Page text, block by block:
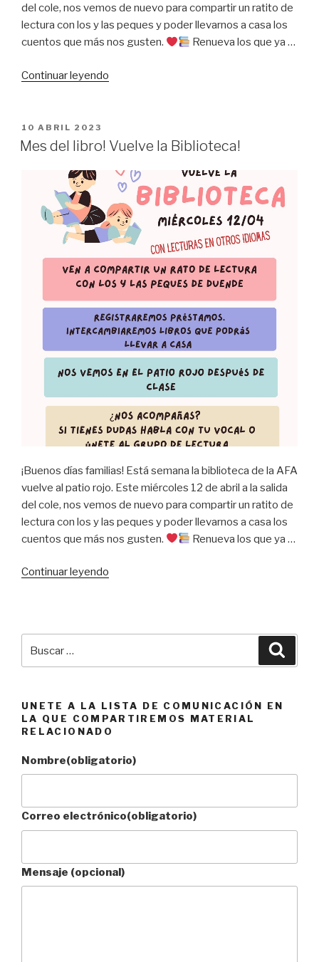
del cole, nos vemos de nuevo para compartir un ratito de
lectura con los y las peques y poder llevarnos a casa los
cuentos que más nos gusten.
Renueva los que ya …
Continuar leyendo
mayo!»
PUBLICADO
EL
10 ABRIL 2023
Mes del libro! Vuelve la Biblioteca!
¡Buenos días familias! Está semana la biblioteca de la AFA
vuelve al patio rojo. Este miércoles 12 de abril a la salida
del cole, nos vemos de nuevo para compartir un ratito de
lectura con los y las peques y poder llevarnos a casa los
cuentos que más nos gusten.
Renueva los que ya …
Continuar leyendo
UNETE A LA LISTA DE COMUNICACIÓN EN
LA QUE COMPARTIREMOS MATERIAL
RELACIONADO
Nombre(obligatorio)
Correo electrónico(obligatorio)
Mensaje (opcional)